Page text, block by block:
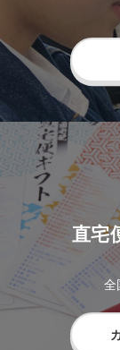
直宅
全